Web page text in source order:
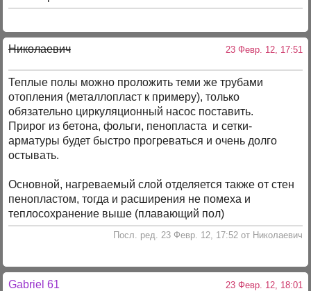
Николаевич 23 Февр. 12, 17:51
Теплые полы можно проложить теми же трубами
отопления (металлопласт к примеру), только
обязательно циркуляционный насос поставить.
Прирог из бетона, фольги, пенопласта и сетки-
арматуры будет быстро прогреваться и очень долго
остывать.
Основной, нагреваемый слой отделяется также от стен
пенопластом, тогда и расширения не помеха и
теплосохранение выше (плавающий пол)
Посл. ред. 23 Февр. 12, 17:52 от Николаевич
Gabriel 61 23 Февр. 12, 18:01